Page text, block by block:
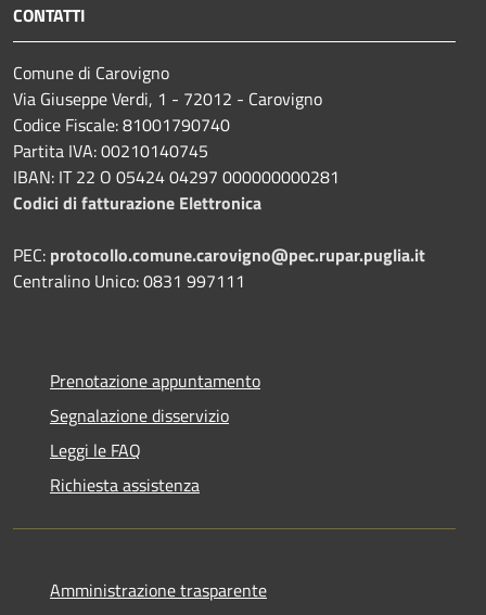
CONTATTI
Comune di Carovigno
Via Giuseppe Verdi, 1 - 72012 - Carovigno
Codice Fiscale: 81001790740
Partita IVA: 00210140745
IBAN: IT 22 O 05424 04297 000000000281
Codici di fatturazione Elettronica
PEC: protocollo.comune.carovigno@pec.rupar.puglia.it
Centralino Unico: 0831 997111
Prenotazione appuntamento
Segnalazione disservizio
Leggi le FAQ
Richiesta assistenza
Amministrazione trasparente